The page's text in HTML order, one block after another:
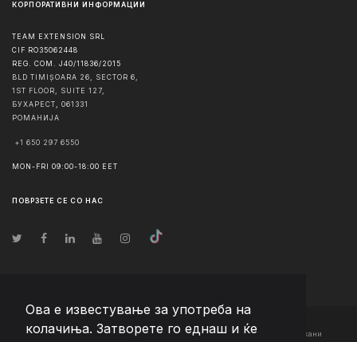
Ова е известување за употреба на
колачиња. Затворете го еднаш и ќе
КОРПОРАТИВНИ ИНФОРМАЦИИ
TEAM EXTENSION SRL
CIF RO35062448
REG. COM. J40/11836/2015
BLD TIMIȘOARA 26, SECTOR 6,
1ST FLOOR, SUITE 127,
БУХАРЕСТ
061331
РОМАНИЈА
+1 650 297 6550
MON-FRI 09:00-18:00 EET
ПОВРЗЕТЕ СЕ СО НАС
© Авторско право2026 Team Extension Macedonia - Сите права задржани